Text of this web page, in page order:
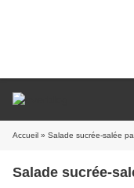
Accueil » Salade sucrée-salée
Salade sucrée-